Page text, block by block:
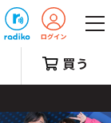
買う